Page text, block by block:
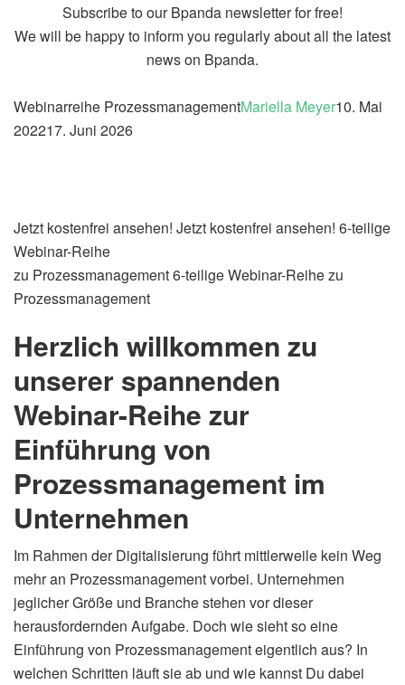
Subscribe to our Bpanda newsletter for free!
We will be happy to inform you regularly about all the latest
news on Bpanda.
Webinarreihe ProzessmanagementMariella Meyer10. Mai
202217. Juni 2026
Jetzt kostenfrei ansehen! Jetzt kostenfrei ansehen! 6-teilige
Webinar-Reihe
zu Prozessmanagement6-teilige Webinar-Reihe zu
Prozessmanagement
Herzlich willkommen zu
unserer spannenden
Webinar-Reihe zur
Einführung von
Prozessmanagement im
Unternehmen
Im Rahmen der Digitalisierung führt mittlerweile kein Weg
mehr an Prozessmanagement vorbei. Unternehmen
jeglicher Größe und Branche stehen vor dieser
herausfordernden Aufgabe. Doch wie sieht so eine
Einführung von Prozessmanagement eigentlich aus? In
welchen Schritten läuft sie ab und wie kannst Du dabei